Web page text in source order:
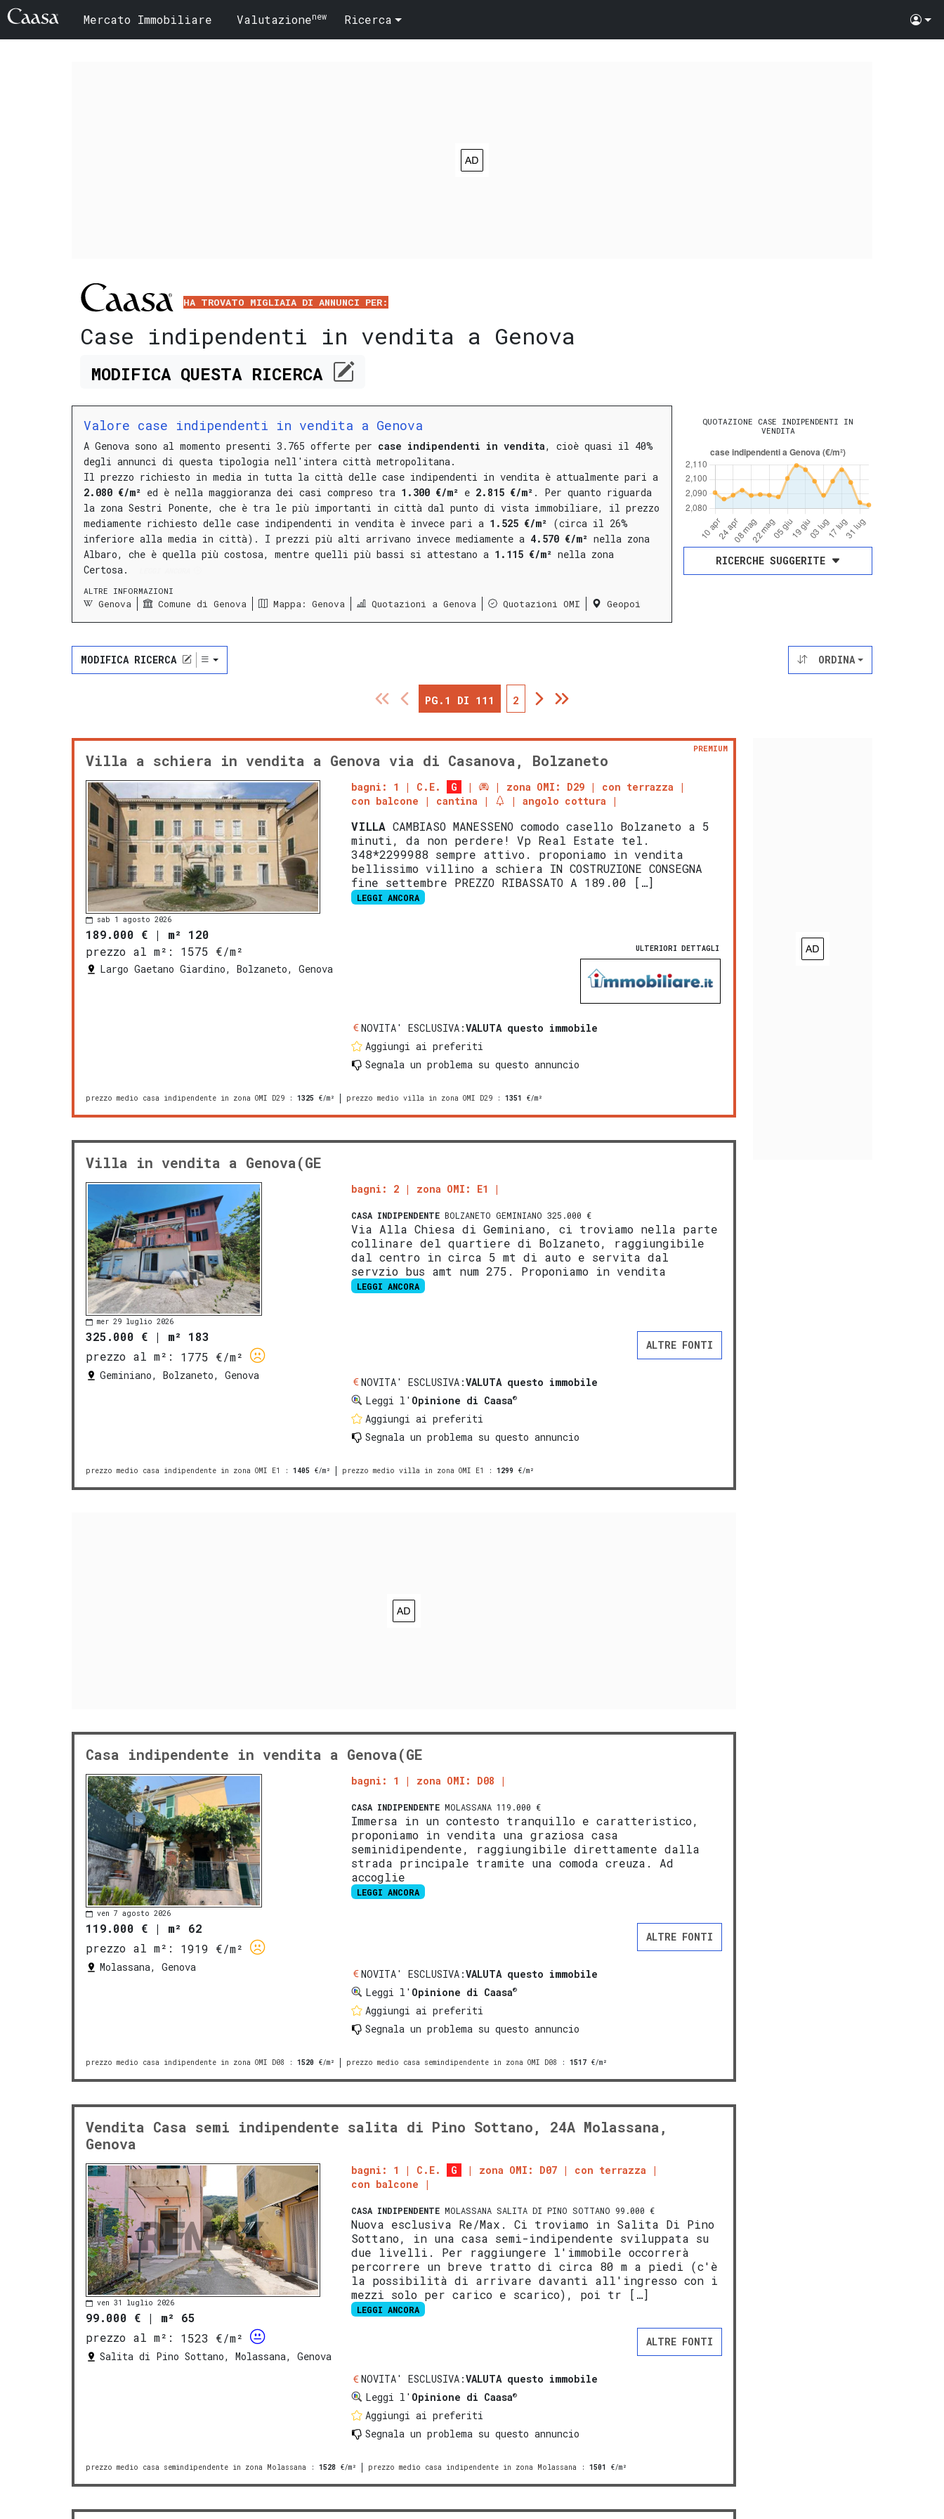
Mercato Immobiliare Valutazionenew Ricerca
HA TROVATO MIGLIAIA DI ANNUNCI PER:
Case indipendenti in vendita a Genova
MODIFICA QUESTARICERCA
Valore case indipendenti in vendita a Genova
A Genova sono al momento presenti 3.765 offerte per case indipendenti in vendita, cioè quasi il 40%
degli annunci di questa tipologia nell'intera città metropolitana.
Il prezzo richiesto in media in tutta la città delle case indipendenti in vendita è attualmente pari a
2.080 €/m² ed è nella maggioranza dei casi compreso tra 1.300 €/m² e 2.815 €/m² . Per quanto riguarda
la zona Sestri Ponente, che è tra le più importanti in città dal punto di vista immobiliare, il prezzo
mediamente richiesto delle case indipendenti in vendita è invece pari a 1.525 €/m² (circa il 26%
inferiore alla media in città). I prezzi più alti arrivano invece mediamente a 4.570 €/m² nella zona
Albaro, che è quella più costosa, mentre quelli più bassi si attestano a 1.115 €/m² nella zona
Certosa.
ALTRE INFORMAZIONI
Genova Comune di Genova Mappa: Genova Quotazioni a Genova Quotazioni OMI Geopoi
QUOTAZIONE CASE INDIPENDENTI IN
VENDITA
RICERCHE SUGGERITE
MODIFICA RICERCA ORDINA
PG.1 DI 111 2
Villa a schiera in vendita a Genova via di Casanova, Bolzaneto
PREMIUM
sab 1 agosto 2026
189.000 € | m² 120
prezzo al m²:
1575 €/m²
Largo Gaetano Giardino, Bolzaneto, Genova
bagni: 1 C.E. G zona OMI: D29
con terrazza
con balcone
cantina angolo cottura
VILLA CAMBIASO MANESSENO comodo casello Bolzaneto a 5
minuti, da non perdere! Vp Real Estate tel.
348*2299988 sempre attivo. proponiamo in vendita
bellissimo villino a schiera IN COSTRUZIONE CONSEGNA
fine settembre PREZZO RIBASSATO A 189.00 […]
LEGGI ANCORA
ULTERIORI DETTAGLI
NOVITA' ESCLUSIVA:VALUTA questo immobile
Aggiungi ai preferiti
Segnala un problema su questo annuncio
prezzo medio casa indipendente in zona OMI D29 : 1325 €/m² prezzo medio villa in zona OMI D29 : 1351 €/m²
Villa in vendita a Genova(GE
mer 29 luglio 2026
325.000 € | m² 183
prezzo al m²:
1775 €/m²
Geminiano, Bolzaneto, Genova
bagni: 2 zona OMI: E1
CASA INDIPENDENTE BOLZANETO GEMINIANO 325.000 €
Via Alla Chiesa di Geminiano, ci troviamo nella parte
collinare del quartiere di Bolzaneto, raggiungibile
dal centro in circa 5 mt di auto e servita dal
servzio bus amt num 275. Proponiamo in vendita
LEGGI ANCORA
ALTRE FONTI
NOVITA' ESCLUSIVA:VALUTA questo immobile
Leggi l' Opinione di Caasa®
Aggiungi ai preferiti
Segnala un problema su questo annuncio
prezzo medio casa indipendente in zona OMI E1 : 1405 €/m² prezzo medio villa in zona OMI E1 : 1299 €/m²
Casa indipendente in vendita a Genova(GE
ven 7 agosto 2026
119.000 € | m² 62
prezzo al m²:
1919 €/m²
Molassana, Genova
bagni: 1 zona OMI: D08
CASA INDIPENDENTE MOLASSANA 119.000 €
Immersa in un contesto tranquillo e caratteristico,
proponiamo in vendita una graziosa casa
seminidipendente, raggiungibile direttamente dalla
strada principale tramite una comoda creuza. Ad
accoglie
LEGGI ANCORA
ALTRE FONTI
NOVITA' ESCLUSIVA:VALUTA questo immobile
Leggi l' Opinione di Caasa®
Aggiungi ai preferiti
Segnala un problema su questo annuncio
prezzo medio casa indipendente in zona OMI D08 : 1520 €/m² prezzo medio casa semindipendente in zona OMI D08 : 1517 €/m²
Vendita Casa semi indipendente salita di Pino Sottano, 24A Molassana,
Genova
ven 31 luglio 2026
99.000 € | m² 65
prezzo al m²:
1523 €/m²
Salita di Pino Sottano, Molassana, Genova
bagni: 1 C.E. G zona OMI: D07
con terrazza
con balcone
CASA INDIPENDENTE MOLASSANA SALITA DI PINO SOTTANO 99.000 €
Nuova esclusiva Re/Max. Ci troviamo in Salita Di Pino
Sottano, in una casa semi-indipendente sviluppata su
due livelli. Per raggiungere l'immobile occorrerà
percorrere un breve tratto di circa 80 m a piedi (c'è
la possibilità di arrivare davanti all'ingresso con i
mezzi solo per carico e scarico), poi tr […]
LEGGI ANCORA
ALTRE FONTI
NOVITA' ESCLUSIVA:VALUTA questo immobile
Leggi l' Opinione di Caasa®
Aggiungi ai preferiti
Segnala un problema su questo annuncio
prezzo medio casa semindipendente in zona Molassana : 1528 €/m² prezzo medio casa indipendente in zona Molassana : 1501 €/m²